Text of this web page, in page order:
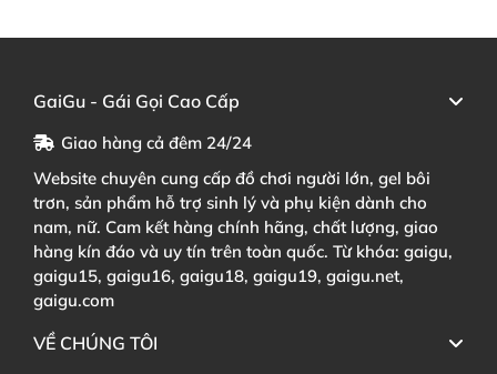
GaiGu - Gái Gọi Cao Cấp
Giao hàng cả đêm 24/24
Website chuyên cung cấp đồ chơi người lớn, gel bôi
trơn, sản phẩm hỗ trợ sinh lý và phụ kiện dành cho
nam, nữ. Cam kết hàng chính hãng, chất lượng, giao
hàng kín đáo và uy tín trên toàn quốc. Từ khóa: gaigu,
gaigu15, gaigu16, gaigu18, gaigu19, gaigu.net,
gaigu.com
VỀ CHÚNG TÔI